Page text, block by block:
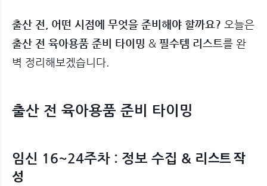
출산 전, 어떤 시점에 무엇을 준비해야 할까요? 오늘은
출산 전 육아용품 준비 타이밍 & 필수템 리스트를 완
벽 정리해보겠습니다.
출산 전 육아용품 준비 타이밍
임신 16~24주차 : 정보 수집 & 리 스트 작
성